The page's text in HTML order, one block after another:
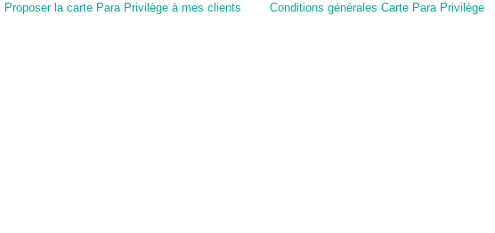
Proposer la carte Para Privilège à mes clients Conditions générales Carte Para Privilège